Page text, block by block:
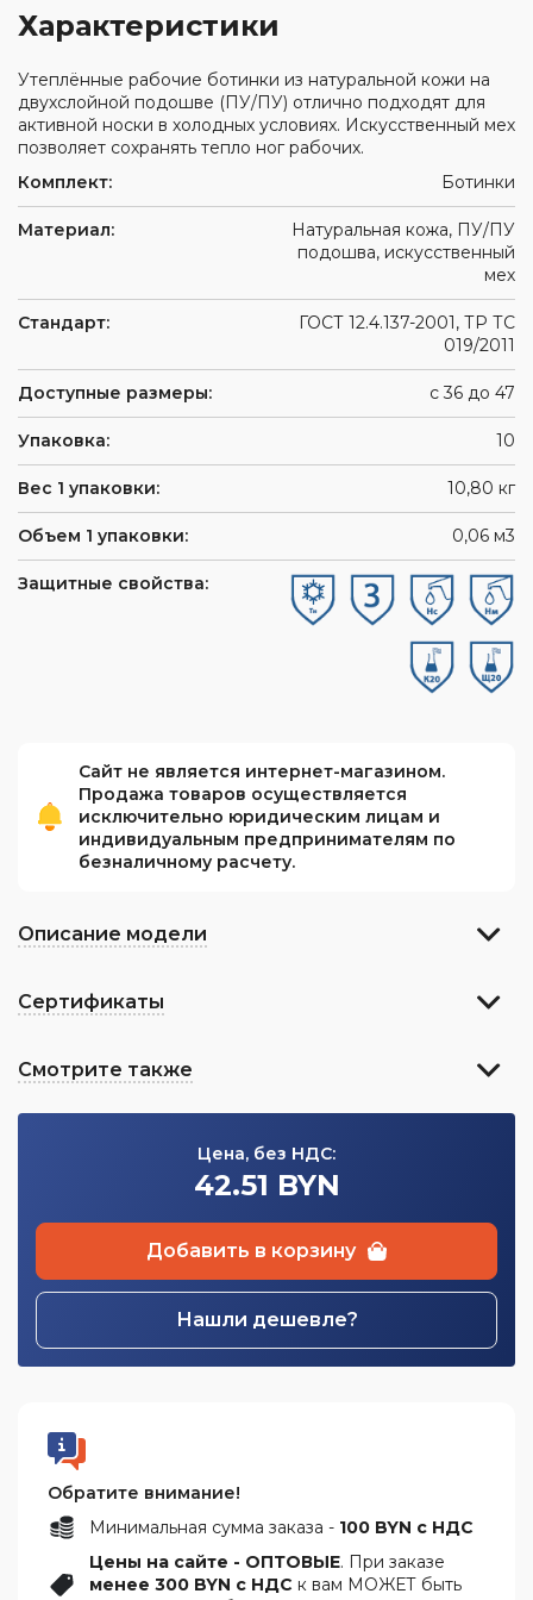
Характеристики
Утеплённые рабочие ботинки из натуральной кожи на
двухслойной подошве (ПУ/ПУ) отлично подходят для
активной носки в холодных условиях. Искусственный мех
позволяет сохранять тепло ног рабочих.
Комплект:
Ботинки
Материал:
Натуральная кожа, ПУ/ПУ
подошва, искусственный
мех
Стандарт:
ГОСТ 12.4.137-2001, ТР ТС
019/2011
Доступные размеры: с 36 до 47
Упаковка: 10
Вес 1 упаковки: 10,80 кг
Объем 1 упаковки: 0,06 м3
Защитные свойства:
Сайт не является интернет-магазином.
Продажа товаров осуществляется
исключительно юридическим лицам и
индивидуальным предпринимателям по
безналичному расчету.
Описание модели
Сертификаты
Смотрите также
Цена, без НДС:
42.51 BYN
Добавить в корзину
Нашли дешевле?
Обратите внимание!
Минимальная сумма заказа - 100 BYN с НДС
Цены на сайте - ОПТОВЫЕ. При заказе
менее 300 BYN с НДС к вам МОЖЕТ быть